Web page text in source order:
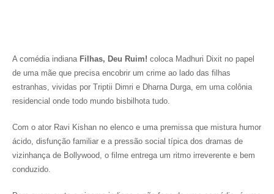
A comédia indiana Filhas, Deu Ruim! coloca Madhuri Dixit no papel
de uma mãe que precisa encobrir um crime ao lado das filhas
estranhas, vividas por Triptii Dimri e Dharna Durga, em uma colônia
residencial onde todo mundo bisbilhota tudo.
Com o ator Ravi Kishan no elenco e uma premissa que mistura humor
ácido, disfunção familiar e a pressão social típica dos dramas de
vizinhança de Bollywood, o filme entrega um ritmo irreverente e bem
conduzido.